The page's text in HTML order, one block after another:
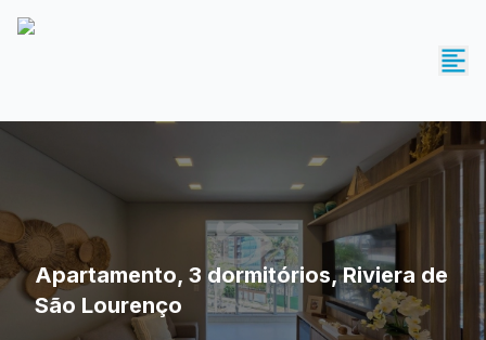
Apartamento, 3 dormitórios, Riviera de
São Lourenço